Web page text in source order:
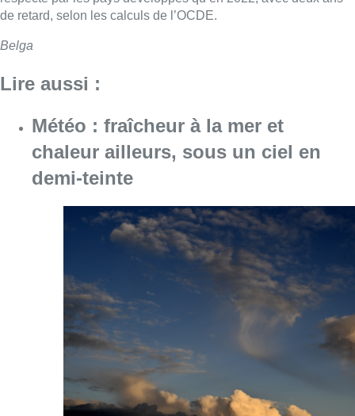
Consulter l'article "Météo : fraîcheur à la
Jupiler Pro League : Anderlecht
surprend La Louvière dans le
temps additionnel